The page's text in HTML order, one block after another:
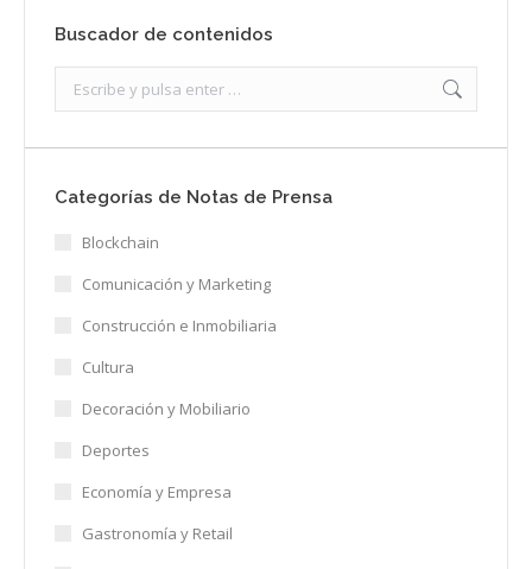
Buscador de contenidos
Categorías de Notas de Prensa
Blockchain
Comunicación y Marketing
Construcción e Inmobiliaria
Cultura
Decoración y Mobiliario
Deportes
Economía y Empresa
Gastronomía y Retail